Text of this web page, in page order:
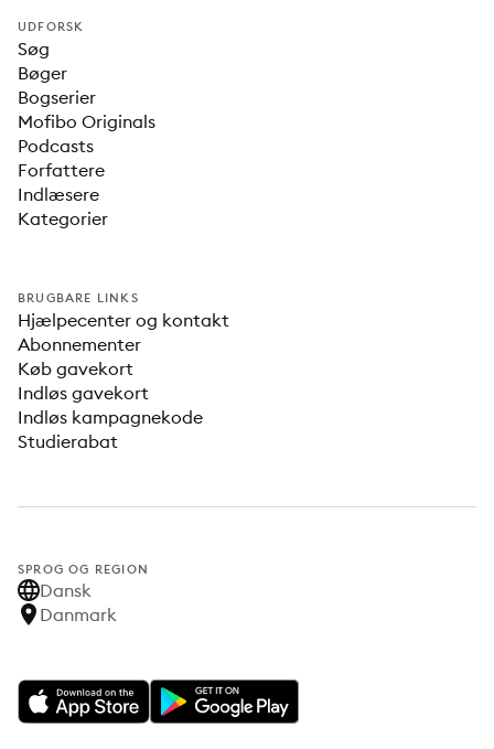
UDFORSK
Søg
Bøger
Bogserier
Mofibo Originals
Podcasts
Forfattere
Indlæsere
Kategorier
BRUGBARE LINKS
Hjælpecenter og kontakt
Abonnementer
Køb gavekort
Indløs gavekort
Indløs kampagnekode
Studierabat
SPROG OG REGION
Dansk
Danmark